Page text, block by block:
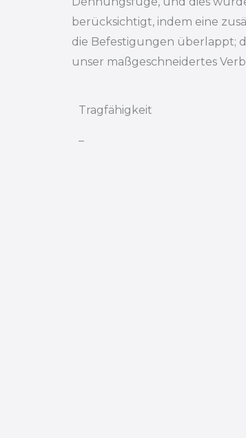
berücksichtigt, indem eine
die Befestigungen überlappt;
unser maßgeschneidertes
Tragfähigkeit
–